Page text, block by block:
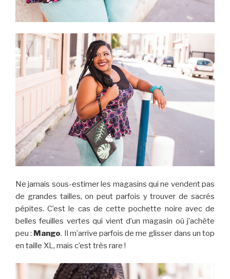
Ne jamais sous-estimer les magasins qui ne vendent pas
de grandes tailles, on peut parfois y trouver de sacrés
pépites. C’est le cas de cette pochette noire avec de
belles feuilles vertes qui vient d’un magasin où j’achète
peu : Mango. Il m’arrive parfois de me glisser dans un top
en taille XL, mais c’est très rare !